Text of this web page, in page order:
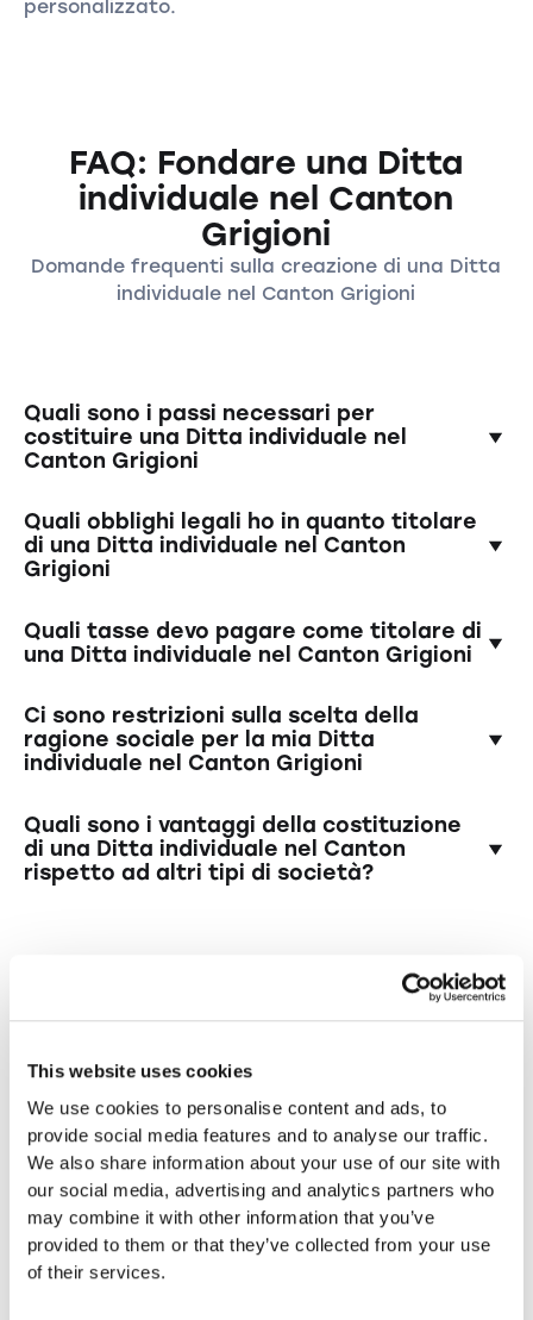
This website uses cookies
We use cookies to personalise content and ads, to
provide social media features and to analyse our traffic.
We also share information about your use of our site with
our social media, advertising and analytics partners who
may combine it with other information that you’ve
provided to them or that they’ve collected from your use
of their services.
personalizzato.
FAQ: Fondare una Ditta
individuale nel Canton
Grigioni
Domande frequenti sulla creazione di una Ditta
individuale nel Canton Grigioni
Quali sono i passi necessari per
costituire una Ditta individuale nel
Canton Grigioni
Per la costituzione di una ditta individuale è
necessario presentare un estratto del registro
di commercio all'ufficio del registro delle
atto costitutivo e farlo autenticare da un
notaio. Infine, è necessario registrare la
competente. Gli esperti di Startups.ch si
occuperanno dell'intero processo per voi.
Quali obblighi legali ho in quanto titolare
di una Ditta individuale nel Canton
Grigioni
In qualità di titolare di una ditta individuale,
siete tenuti a registrare correttamente la
soddisfare tutti i requisiti fiscali e legali. Siete
personalmente responsabili dei debiti e delle
passività della vostra azienda.
Quali tasse devo pagare come titolare di
una Ditta individuale nel Canton Grigioni
In qualità di titolari di una ditta individuale,
dovete pagare l'imposta sul reddito sui vostri
profitti. Siete inoltre tenuti ad applicare l'IVA
fiscali.
Ci sono restrizioni sulla scelta della
ragione sociale per la mia Ditta
individuale nel Canton Grigioni
Sì, la ragione sociale della ditta individuale non
deve essere già utilizzata da un'altra società
e deve soddisfare alcuni requisiti legali. Ad
Quali sono i vantaggi della costituzione
di una Ditta individuale nel Canton
rispetto ad altri tipi di società?
di gestione. In qualità di titolari, avete il pieno
controllo della vostra azienda e potete tenere
una ditta individuale è spesso più economica e
State cercando una forma
State cercando una forma giuridica diversa
per la vostra azienda nel Canton Grigioni?
Fondare una ditta individuale nel
Canton Grigioni?
Create la vostra ditta individuale nel Canton
Grigionie avviate la vostra attività in questa
splendida regione.